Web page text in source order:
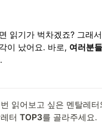
읽기가 벅차겠죠? 그래
이 났어요. 바로, 여러분
읽어보고 싶은 멘탈레터
터 TOP3를 골라주세요.